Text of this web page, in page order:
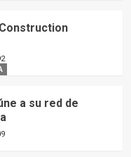
a su red de